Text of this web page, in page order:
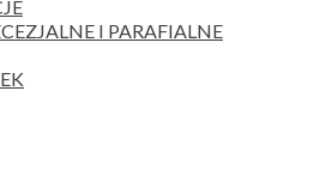
I PARAFIALNE